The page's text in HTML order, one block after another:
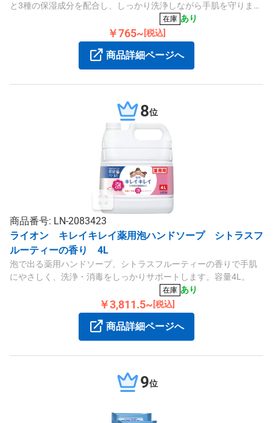
と3種の保湿成分を配合し、しっかり洗浄しながら手肌を守りま
在庫 あり
￥765~ [税込]
商品詳細ページへ
8位
商品番号: LN-2083423
ライオン キレイキレイ薬用泡ハンドソープ シトラスフ
ルーティーの香り 4L
泡で出る薬用ハンドソープ、シトラスフルーティーの香りで手肌
にやさしく、洗浄・消毒をしっかりサポートします。容量4L。
在庫 あり
￥3,811.5~ [税込]
商品詳細ページへ
9位